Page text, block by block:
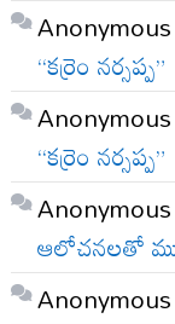
Anonymous
“కర్రెం నర్సప్ప”
Anonymous
“కర్రెం నర్సప్ప”
Anonymous
ఆలోచనలతో
Anonymous